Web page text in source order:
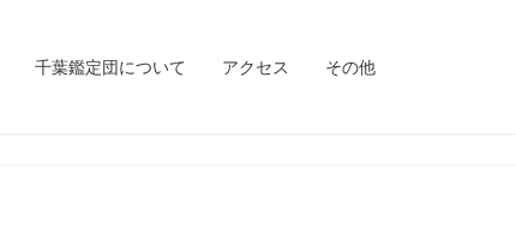
千葉鑑定団について アクセス その他